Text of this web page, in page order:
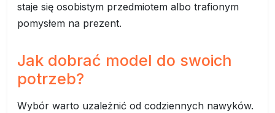
staje się osobistym przedmiotem albo trafionym
pomysłem na prezent.
Jak dobrać model do swoich
potrzeb?
Wybór warto uzależnić od codziennych nawyków.